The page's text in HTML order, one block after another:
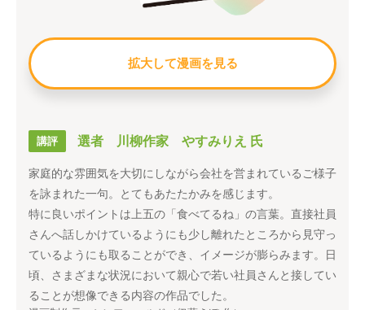
拡大して漫画を見る
講評 選者 川柳作家 やすみりえ 氏
家庭的な雰囲気を大切にしながら会社を営まれているご様子
を詠まれた一句。とてもあたたかみを感じます。
特に良いポイントは上五の「食べてるね」の言葉。直接社員
さんへ話しかけているようにも少し離れたところから見守っ
ているようにも取ることができ、イメージが膨らみます。日
頃、さまざまな状況において親心で若い社員さんと接してい
ることが想像できる内容の作品でした。